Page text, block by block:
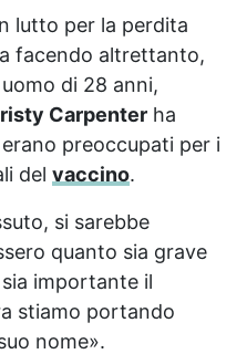
lutto per la perdita
facendo altrettanto,
di 28 anni,
Carpenter ha
preoccupati per i
del vaccino.
si sarebbe
quanto sia grave
importante il
stiamo portando
nome».